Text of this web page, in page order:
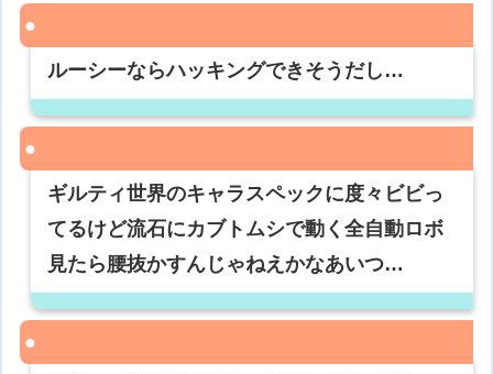
ルーシーならハッキングできそうだし…
ギルティ世界のキャラスペックに度々ビビっ
てるけど流石にカブトムシで動く全自動ロボ
見たら腰抜かすんじゃねえかなあいつ…